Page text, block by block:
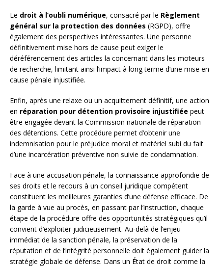
Le droit à l’oubli numérique, consacré par le Règlement
général sur la protection des données (RGPD), offre
également des perspectives intéressantes. Une personne
définitivement mise hors de cause peut exiger le
déréférencement des articles la concernant dans les moteurs
de recherche, limitant ainsi l’impact à long terme d’une mise en
cause pénale injustifiée.
Enfin, après une relaxe ou un acquittement définitif, une action
en réparation pour détention provisoire injustifiée peut
être engagée devant la Commission nationale de réparation
des détentions. Cette procédure permet d’obtenir une
indemnisation pour le préjudice moral et matériel subi du fait
d’une incarcération préventive non suivie de condamnation.
Face à une accusation pénale, la connaissance approfondie de
ses droits et le recours à un conseil juridique compétent
constituent les meilleures garanties d’une défense efficace. De
la garde à vue au procès, en passant par l’instruction, chaque
étape de la procédure offre des opportunités stratégiques qu’il
convient d’exploiter judicieusement. Au-delà de l’enjeu
immédiat de la sanction pénale, la préservation de la
réputation et de l’intégrité personnelle doit également guider la
stratégie globale de défense. Dans un État de droit comme la